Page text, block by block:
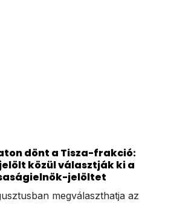
dönt a Tisza-frakció:
közül választják ki a
jelöltet
megválaszthatja az